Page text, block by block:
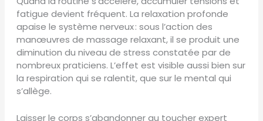
fatigue devient fréquent. La relaxation profonde
apaise le système nerveux : sous l’action des
manœuvres de massage relaxant, il se produit une
diminution du niveau de stress constatée par de
nombreux praticiens. L’effet est visible aussi bien sur
la respiration qui se ralentit, que sur le mental qui
s’allège.
Laisser le corps s’abandonner au toucher expert